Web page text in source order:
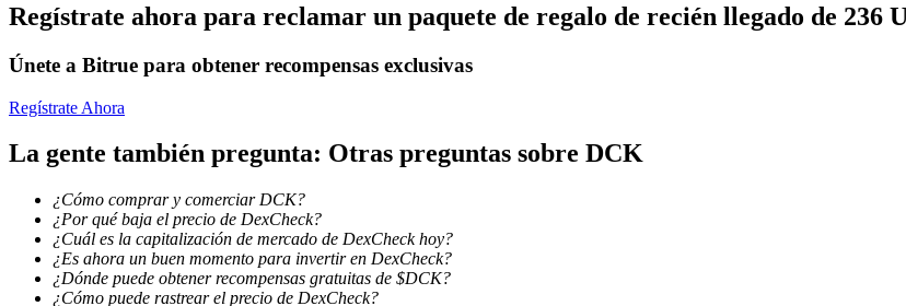
Copiar Trading
Únete a los mejores traders
Regístrate ahora para reclamar un paquete de regalo de recién llegado de 236
Únete a Bitrue para obtener recompensas exclusivas
Regístrate Ahora
La gente también pregunta: Otras preguntas sobre DCK
¿Cómo comprar y comerciar DCK?
¿Por qué baja el precio de DexCheck?
¿Cuál es la capitalización de mercado de DexCheck hoy?
¿Es ahora un buen momento para invertir en DexCheck?
¿Dónde puede obtener recompensas gratuitas de $DCK?
¿Cómo puede rastrear el precio de DexCheck?